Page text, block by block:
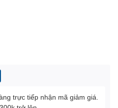
trực tiếp nhận mã giảm giá.